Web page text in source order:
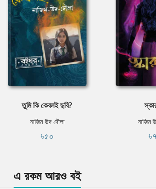
তুমি কি কেবলই ছবি?
নাজিম উদ দৌলা
৳৫০
নাজিম
এ রকম আরও বই